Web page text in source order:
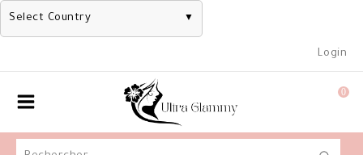
Select Country ▼
Login
0